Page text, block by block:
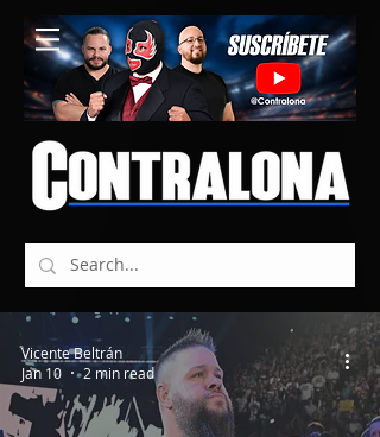
Vicente Beltrán
Jan 10
2 min read